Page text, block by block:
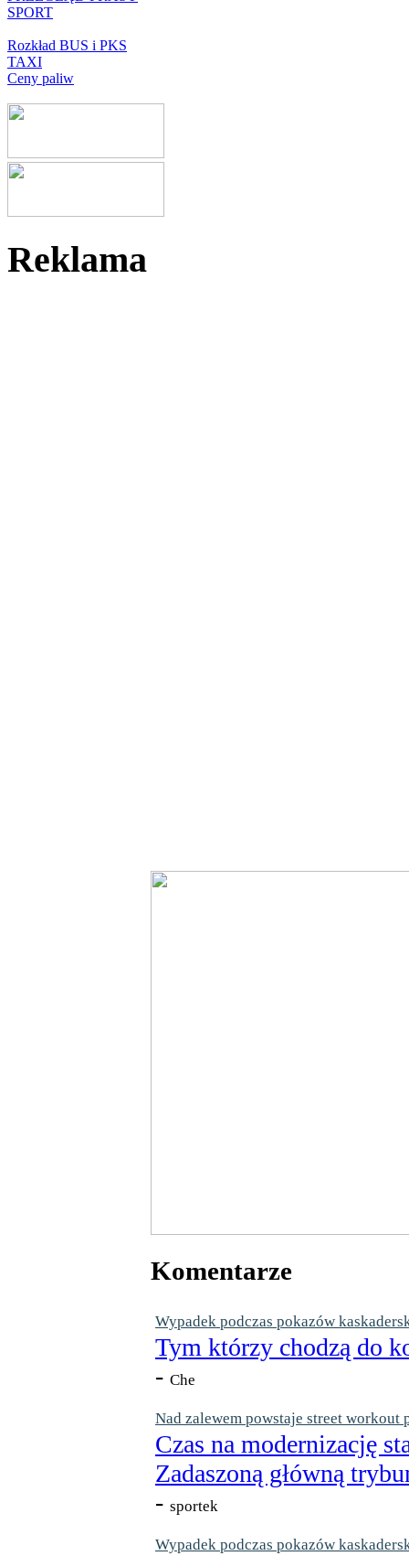
SPORT
Rozkład BUS i PKS
TAXI
Ceny paliw
Reklama
Komentarze
Wypadek podczas pokazów
Tym którzy chodzą do
- Che
Nad zalewem powstaje street workout
Czas na modernizację
Zadaszoną główną
- sportek
Wypadek podczas pokazów